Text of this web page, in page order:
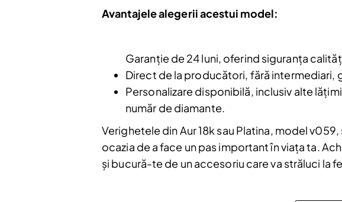
Avantajele alegerii acestui model:
Garanție de 24 luni, oferind siguranța
Direct de la producători, fără intermediari,
Personalizare disponibilă, inclusiv alte
număr de diamante.
Verighetele din Aur 18k sau Platina, model
ocazia de a face un pas important în viața ta.
și bucură-te de un accesoriu care va străluci la